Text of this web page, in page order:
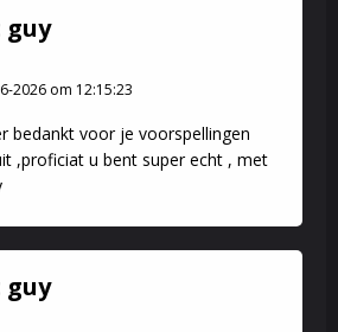
2026 om 12:15:23
bedankt voor je voorspellingen
,proficiat u bent super echt , met